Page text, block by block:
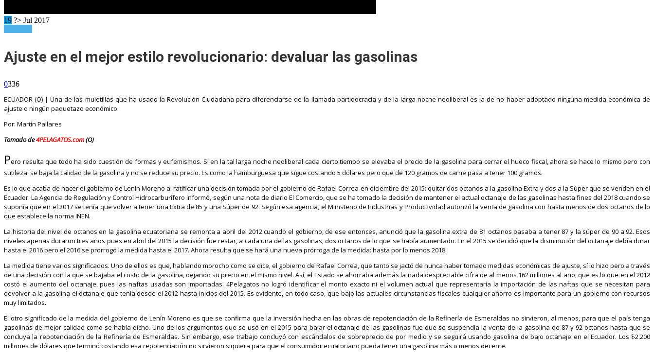
19 ?> Jul 2017
Ajuste en el mejor estilo revolucionario: devaluar las gasolinas
0336
ECUADOR (O) | Una de las muletillas que ha usado la Revolución Ciudadana para diferenciarse de la llamada partidocracia y de la larga noche neoliberal es la de no haber adoptado ninguna medida económica de
ajuste o ningún paquetazo económico.
Por: Martín Pallares
Tomado de4PELAGATOS.com(O)
Pero resulta que todo ha sido cuestión de formas y eufemismos. Si en la tal larga noche neoliberal cada cierto tiempo se elevaba el precio de la gasolina para cerrar el hueco fiscal, ahora se hace lo mismo pero con
sutileza: se baja la calidad de la gasolina y no se reduce su precio. Es como la hamburguesa que sigue costando 5 dólares pero que de 120 gramos de carne pasa a tener 100 gramos.
Es lo que acaba de hacer el gobierno de Lenín Moreno al ratificar una decisión tomada por el gobierno de Rafael Correa en diciembre del 2015: quitar dos octanos a la gasolina Extra y dos a la Súper que se venden en el
Ecuador. La Agencia de Regulación y Control Hidrocarburífero informó, según una nota de diario El Comercio, que se ha tomado la decisión de mantener el actual octanaje de las gasolinas hasta fines del 2018 cuando se
suponía que en el 2017 se tenía que volver a tener una Extra de 85 y una Súper de 92. Según esa agencia, el Ministerio de Industrias y Productividad autorizó la venta de gasolina con hasta menos de dos octanos de lo
que establece la norma INEN.
La historia del nivel de octanos en la gasolina ecuatoriana se remonta a abril del 2012 cuando el gobierno, de ese entonces, anunció que la gasolina extra de 81 octanos pasaba a tener 87 y la súper de 90 a 92. Esos
niveles apenas duraron tres años pues en abril del 2015 la decisión fue restar, a cada una de las gasolinas, dos octanos de lo que se había aumentado. En el 2015 se decidió que la disminución del octanaje debía durar
hasta el 2016 pero el 2016 se prorrogó la medida hasta el 2017. Ahora resulta que se hará una nueva prórroga de la medida: hasta por lo menos 2018.
La medida tiene varios significados. Uno de ellos es que, hablando morocho como se dice, el gobierno de Rafael Correa, que tanto se jactó de nunca haber tomado medidas económicas de ajuste, sí lo hizo pero a través
de una decisión con la que se bajaba el costo de la gasolina, dejando su precio en el mismo nivel. Así, el Estado se ahorraba además la nada despreciable cifra de al menos 162 millones al año, que es lo que en el 2012
costó el aumento del octanaje, pues las naftas usadas son importadas. 4Pelagatos no logró identificar el monto exacto ni el volumen actual que representaría la importación de las naftas que se necesitan para
devolver a la gasolina el octanaje que tenía desde el 2012 hasta inicios del 2015. Es evidente, en todo caso, que bajo las actuales circunstancias fiscales cualquier ahorro es importante para un gobierno con recursos
muy limitados.
El otro significado de la medida del gobierno de Lenín Moreno es que se confirma que la inversión hecha en las obras de repotenciación de la Refinería de Esmeraldas no sirvieron, al menos, para que el país tenga
gasolinas de mejor calidad como se había dicho. Uno de los argumentos que se usó en el 2015 para bajar el octanaje de las gasolinas fue que se suspendía la venta de la gasolina de 87 y 92 octanos hasta que se
concluya la repotenciación de la Refinería de Esmeraldas. Sin embargo, ese trabajo concluyó con escándalos de sobreprecio de por medio y se seguirá usando gasolina de bajo octanaje en el Ecuador. Los $2.200
millones de dólares que terminó costando esa repotenciación no sirvieron siquiera para que el consumidor ecuatoriano pueda tener una gasolina más o menos decente.